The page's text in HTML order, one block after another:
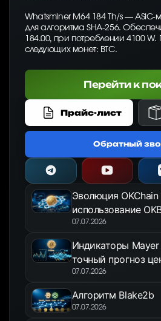
Whatsminer M64 184 Th/s — ASIC-
для алгоритма SHA-256.
184.00, при потреблении 4100
следующих монет: BTC.
Перейти к
Прайс-лист
Обратный
Эволюция OKChain
использование
OKX Jumpstart в
07.07.2026
Индикаторы Mayer
точный прогноз
году
07.07.2026
Алгоритм Blake2b
07.07.2026